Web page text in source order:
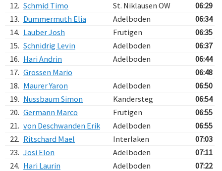
12. Schmid Timo St. Niklausen OW
06:29
13. Dummermuth Elia Adelboden
06:34
14. Lauber Josh Frutigen
06:35
15. Schnidrig Levin Adelboden
06:37
16. Hari Andrin Adelboden
06:44
17. Grossen Mario
06:48
18. Maurer Yaron Adelboden
06:50
19. Nussbaum Simon Kandersteg
06:54
20. Germann Marco Frutigen
06:55
21. von Deschwanden Erik Adelboden
06:55
22. Ritschard Mael Interlaken
07:03
23. Josi Elon Adelboden
07:11
24. Hari Laurin Adelboden
07:22